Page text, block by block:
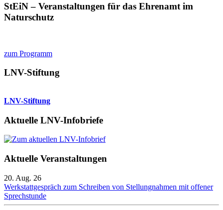
StEiN – Veranstaltungen für das Ehrenamt im
Naturschutz
zum Programm
LNV-Stiftung
LNV-Stiftung
Aktuelle LNV-Infobriefe
Aktuelle Veranstaltungen
20. Aug. 26
Werkstattgespräch zum Schreiben von Stellungnahmen mit offener
Sprechstunde